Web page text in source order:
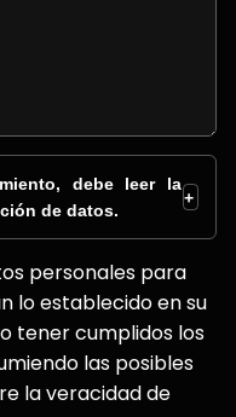
debe leer la
de datos.
+
personales para
lo establecido en su
tener cumplidos los
las posibles
la veracidad de